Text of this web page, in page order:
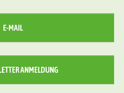
E-MAIL
ANMELDUNG